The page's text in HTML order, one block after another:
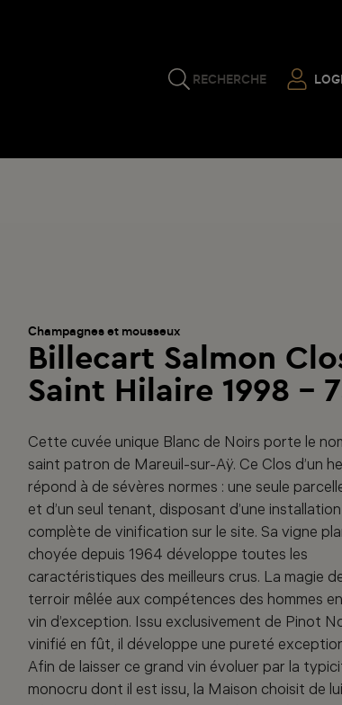
RECHERCHE
Champagnes et mousseux
Billecart Salmon
Saint Hilaire 1998 -
Cette cuvée unique Blanc de Noirs porte le
saint patron de Mareuil-sur-Aÿ. Ce Clos d’un
répond à de sévères normes : une seule
et d’un seul tenant, disposant d’une installation
complète de vinification sur le site. Sa vigne
choyée depuis 1964 développe toutes les
caractéristiques des meilleurs crus. La magie
terroir mêlée aux compétences des hommes
vin d’exception. Issu exclusivement de Pinot
vinifié en fût, il développe une pureté
Afin de laisser ce grand vin évoluer par la
monocru dont il est issu, la Maison choisit de